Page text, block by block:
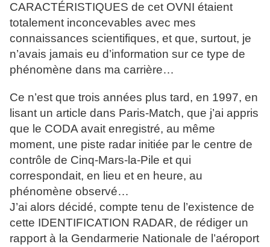
CARACTÉRISTIQUES de cet OVNI étaient
totalement inconcevables avec mes
connaissances scientifiques, et que, surtout, je
n’avais jamais eu d’information sur ce type de
phénomène dans ma carrière…
Ce n’est que trois années plus tard, en 1997, en
lisant un article dans Paris-Match, que j’ai appris
que le CODA avait enregistré, au même
moment, une piste radar initiée par le centre de
contrôle de Cinq-Mars-la-Pile et qui
correspondait, en lieu et en heure, au
phénomène observé…
J’ai alors décidé, compte tenu de l’existence de
cette IDENTIFICATION RADAR, de rédiger un
rapport à la Gendarmerie Nationale de l’aéroport